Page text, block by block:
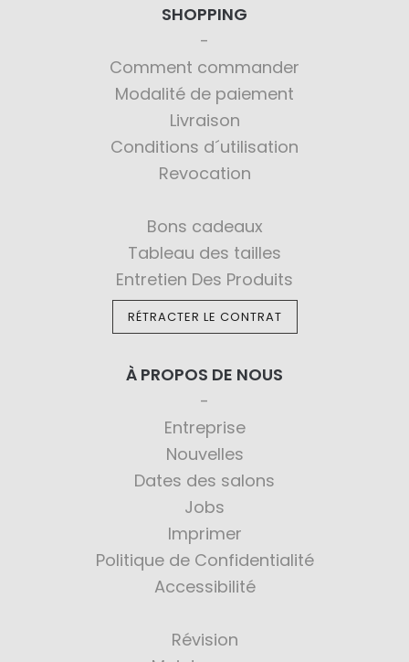
SHOPPING
Comment commander
Modalité de paiement
Livraison
Conditions d´utilisation
Revocation
Bons cadeaux
Tableau des tailles
Entretien Des Produits
RÉTRACTER LE CONTRAT
À PROPOS DE NOUS
Entreprise
Nouvelles
Dates des salons
Jobs
Imprimer
Politique de Confidentialité
Accessibilité
Révision